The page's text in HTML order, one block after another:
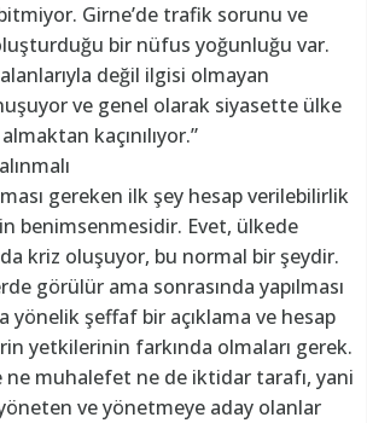
Girne’de trafik sorunu ve
bir nüfus yoğunluğu var.
değil ilgisi olmayan
ve genel olarak siyasette ülke
kaçınılıyor.”
gereken ilk şey hesap verilebilirlik
benimsenmesidir. Evet, ülkede
kriz oluşuyor, bu normal bir şeydir.
görülür ama sonrasında yapılması
yönelik şeffaf bir açıklama ve hesap
yetkilerinin farkında olmaları gerek.
ne muhalefet ne de iktidar tarafı, yani
ve yönetmeye aday olanlar